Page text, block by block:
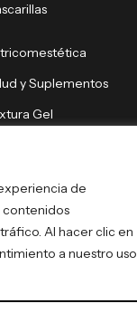
de
contenidos
Al hacer clic en
a nuestro uso
y Suplementos
Gel